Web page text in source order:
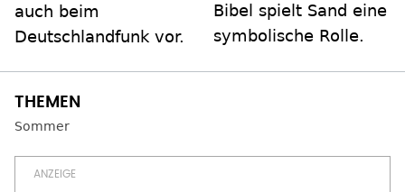
auch beim
Deutschlandfunk vor.
Bibel spielt Sand eine
symbolische Rolle.
Sommer